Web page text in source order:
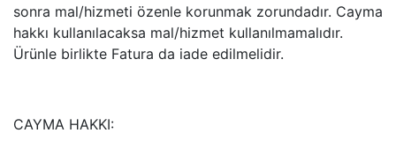
sonra mal/hizmeti özenle korunmak zorundadır. Cayma
hakkı kullanılacaksa mal/hizmet kullanılmamalıdır.
Ürünle birlikte Fatura da iade edilmelidir.
CAYMA HAKKI: